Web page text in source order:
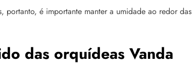
portanto, é importante manter a umidade ao redor
das orquídeas Vanda